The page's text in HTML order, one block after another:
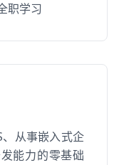
职学习
从事嵌入式企
能力的零基础